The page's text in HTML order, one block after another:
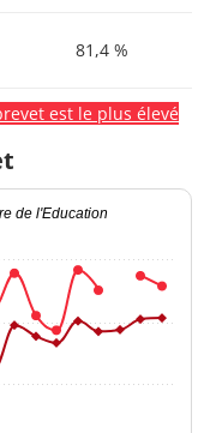
81,4 %
est le plus élevé
de l'Education